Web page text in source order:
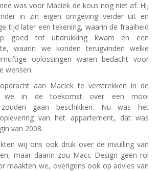
was voor Maciek de kous nog niet af. Hij
in zin eigen omgeving verder uit en
tijd later een tekening, waarin de fraaiheid
goed tot uitdrukking kwam en een
waarin we konden terugvinden welke
oplossingen waren bedacht voor
wensen.
aan Maciek te verstrekken in de
we in de toekomst over een mooi
zouden gaan beschikken. Nu was het
van het appartement, dat was
van 2008.
wij ons ook druk over de invulling van
maar daarin zou Macc Design geen rol
maakten we, overigens ook op advies van